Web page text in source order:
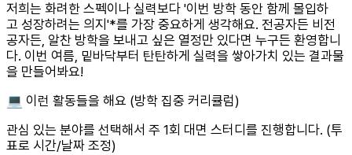
저희는 화려한 스펙이나 실력보다 '이번 방학 동안 함께 몰입하
고 성장하려는 의지'*를 가장 중요하게 생각해요. 전공자든 비전
공자든, 알찬 방학을 보내고 싶은 열정만 있다면 누구든 환영합니
다. 이번 여름, 밑바닥부터 탄탄하게 실력을 쌓아가치 있는 결과물
을 만들어봐요!
💻 이런 활동들을 해요 (방학 집중 커리큘럼)
관심 있는 분야를 선택해서 주 1회 대면 스터디를 진행합니다. (투
표로 시간/날짜 조정)